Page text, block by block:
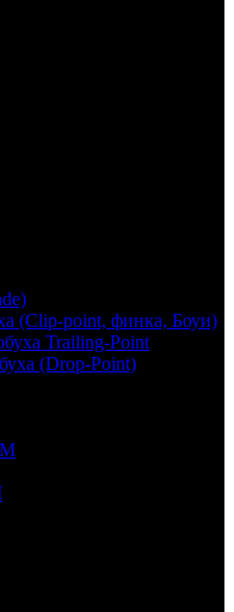
(Clip-point, финка, Боуи)
Trailing-Point
(Drop-Point)